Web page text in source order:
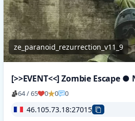
ze_paranoid_rezurrection_v11_9
64 / 65 0 0 0
46.105.73.18:27015